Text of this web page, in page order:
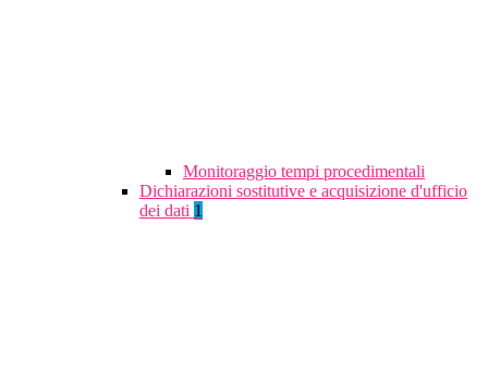
Monitoraggio tempi procedimentali
Dichiarazioni sostitutive e acquisizione d'ufficio
dei dati 1